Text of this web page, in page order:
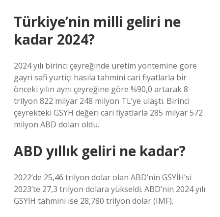
Türkiye’nin milli geliri ne
kadar 2024?
2024 yılı birinci çeyreğinde üretim yöntemine göre
gayri safi yurtiçi hasıla tahmini cari fiyatlarla bir
önceki yılın aynı çeyreğine göre %90,0 artarak 8
trilyon 822 milyar 248 milyon TL’ye ulaştı. Birinci
çeyrekteki GSYH değeri cari fiyatlarla 285 milyar 572
milyon ABD doları oldu.
ABD yıllık geliri ne kadar?
2022’de 25,46 trilyon dolar olan ABD’nin GSYİH’si
2023’te 27,3 trilyon dolara yükseldi. ABD’nin 2024 yılı
GSYİH tahmini ise 28,780 trilyon dolar (IMF).